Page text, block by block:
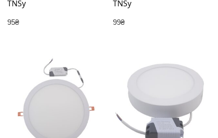
TNSy
95₴
TNSy
99₴